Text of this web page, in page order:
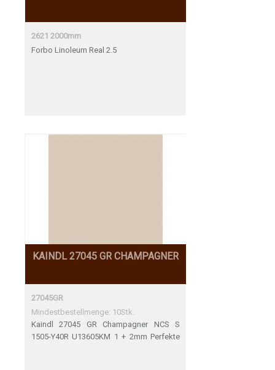
2621 2000mm
Forbo Linoleum Real 2.5
KAINDL 27045 GR CHAMPAGNER
27045GR
Mindestbestellmenge: 10Stk.
Kaindl 27045 GR Champagner NCS S
1505-Y40R U13605KM 1 + 2mm Perfekte